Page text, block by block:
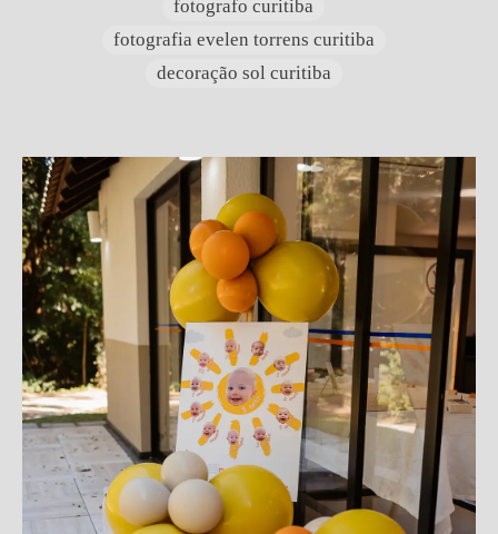
fotografo curitiba
fotografia evelen torrens curitiba
decoração sol curitiba